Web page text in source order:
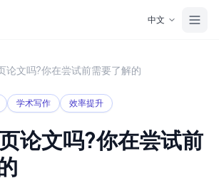
中文
论文吗?你在尝试前需要了解的
学术写作 效率提升
论文吗?你在尝试前